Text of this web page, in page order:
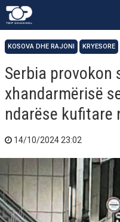
KOSOVA DHE RAJONI KRYESORE
Serbia provokon
xhandarmërisë
ndarëse kufitare
14/10/2024 23:02